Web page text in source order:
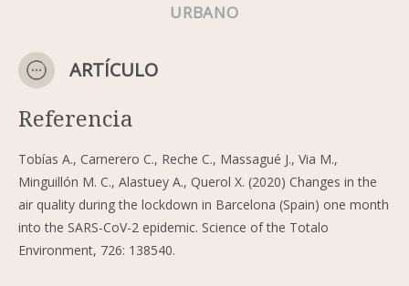
URBANO
ARTÍCULO
Referencia
Tobías A., Carnerero C., Reche C., Massagué J., Via M.,
Minguillón M. C., Alastuey A., Querol X. (2020) Changes in the
air quality during the lockdown in Barcelona (Spain) one month
into the SARS-CoV-2 epidemic. Science of the Totalo
Environment, 726: 138540.